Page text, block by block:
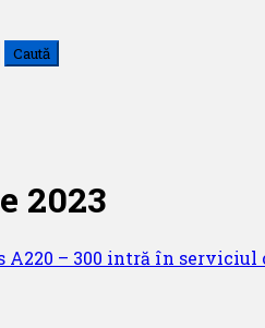
2023
A220 – 300 intră în